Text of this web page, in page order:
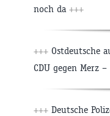
noch da +++
+++ Ostdeutsche
CDU gegen Merz
+++ Deutsche